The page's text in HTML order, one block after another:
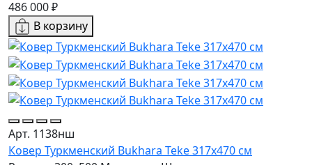
486 000 ₽
В корзину
Арт. 1138нш
Ковер Туркменский Bukhara Teke 317x470 см